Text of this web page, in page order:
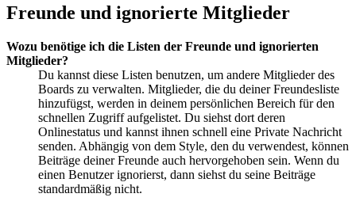
Freunde und ignorierte Mitglieder
Wozu benötige ich die Listen der Freunde und ignorierten
Mitglieder?
Du kannst diese Listen benutzen, um andere Mitglieder des
Boards zu verwalten. Mitglieder, die du deiner Freundesliste
hinzufügst, werden in deinem persönlichen Bereich für den
schnellen Zugriff aufgelistet. Du siehst dort deren
Onlinestatus und kannst ihnen schnell eine Private Nachricht
senden. Abhängig von dem Style, den du verwendest, können
Beiträge deiner Freunde auch hervorgehoben sein. Wenn du
einen Benutzer ignorierst, dann siehst du seine Beiträge
standardmäßig nicht.